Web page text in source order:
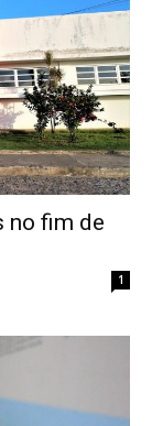
no fim de
1